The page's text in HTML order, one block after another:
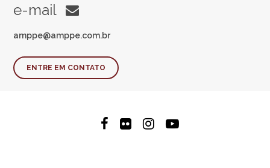
e-mail
amppe@amppe.com.br
ENTRE EM CONTATO